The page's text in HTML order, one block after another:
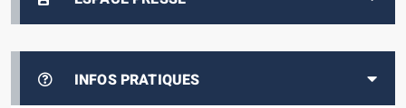
INFOS PRATIQUES